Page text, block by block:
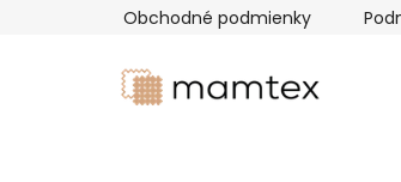
Obchodné podmienky